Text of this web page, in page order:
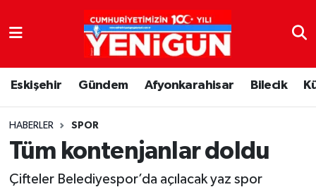
Eskişehir Gündem Afyonkarahisar Bilecik
HABERLER SPOR
Tüm kontenjanlar doldu
Çifteler Belediyespor’da açılacak yaz spor
Nöbetçi Eczaneler
Hava Durumu
Trafik Durumu
Süper Lig Puan Durumu ve Fikstür